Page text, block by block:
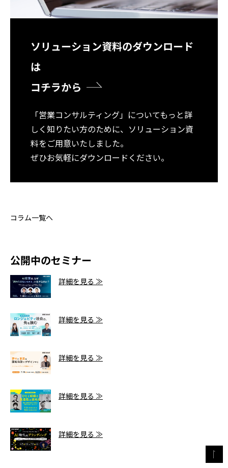
ソリューション資料のダウンロード
は
コチラから
「営業コンサルティング」についてもっと詳
しく知りたい方のために、ソリューション資
料をご用意いたしました。
ぜひお気軽にダウンロードください。
コラム一覧へ
公開中のセミナー
詳細を見る ≫
詳細を見る ≫
詳細を見る ≫
詳細を見る ≫
詳細を見る ≫